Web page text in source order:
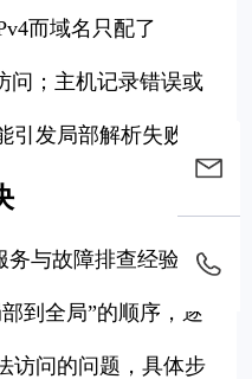
而域名只配了
问；主机记录错误或
发局部解析失败。
务与故障排查经验，
到全局”的顺序，逐
访问的问题，具体步